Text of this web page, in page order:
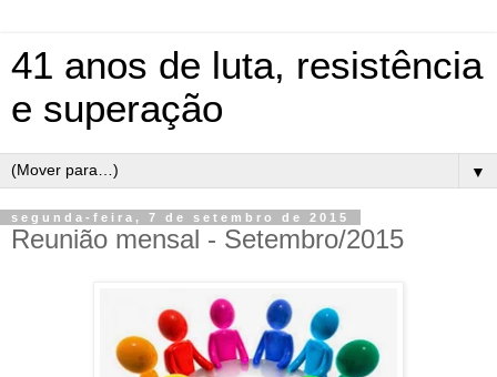
41 anos de luta, resistência
e superação
▼
segunda-feira, 7 de setembro de 2015
Reunião mensal - Setembro/2015